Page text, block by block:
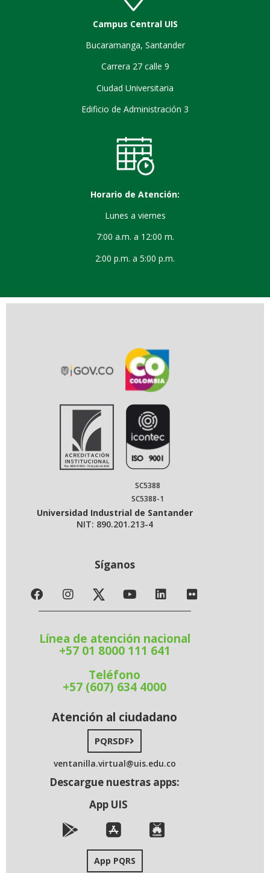
Campus Central UIS
Bucaramanga, Santander
Carrera 27 calle 9
Ciudad Universitaria
Edificio de Administración 3
Horario de Atención:
Lunes a viernes
7:00 a.m. a 12:00 m.
2:00 p.m. a 5:00 p.m.